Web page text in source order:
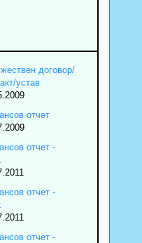
договор/
устав
отчет
отчет -
отчет -
отчет -